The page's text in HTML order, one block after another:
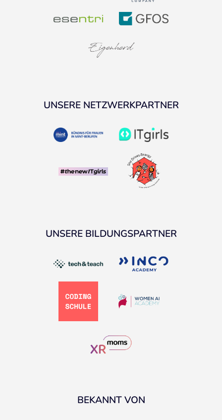
UNSERE NETZWERKPARTNER
UNSERE BILDUNGSPARTNER
BEKANNT VON